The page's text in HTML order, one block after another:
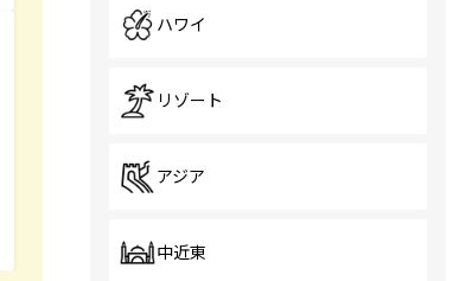
ハワイ
リゾート
アジア
中近東